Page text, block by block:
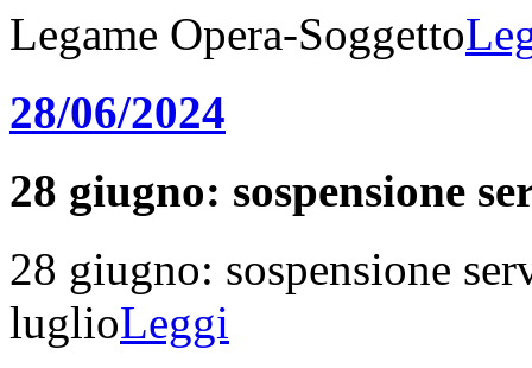
Legame Opera-Soggetto
28/06/2024
28 giugno: sospensione
28 giugno: sospensione
luglioLeggi